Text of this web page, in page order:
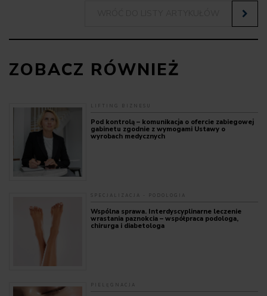
ZOBACZ RÓWNIEŻ
LIFTING BIZNESU
Pod kontrolą – komunikacja o ofercie zabiegowej
gabinetu zgodnie z wymogami Ustawy o
wyrobach medycznych
SPECJALIZACJA - PODOLOGIA
Wspólna sprawa. Interdyscyplinarne leczenie
wrastania paznokcia – współpraca podologa,
chirurga i diabetologa
PIELĘGNACJA